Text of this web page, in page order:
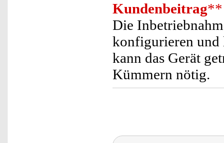
Kundenbeitrag**
Die
konfigurieren und
kann das Gerät
Kümmern nötig.